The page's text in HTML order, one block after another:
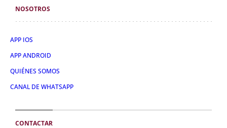
NOSOTROS
APP IOS
APP ANDROID
QUIÉNES SOMOS
CANAL DE WHATSAPP
CONTACTAR